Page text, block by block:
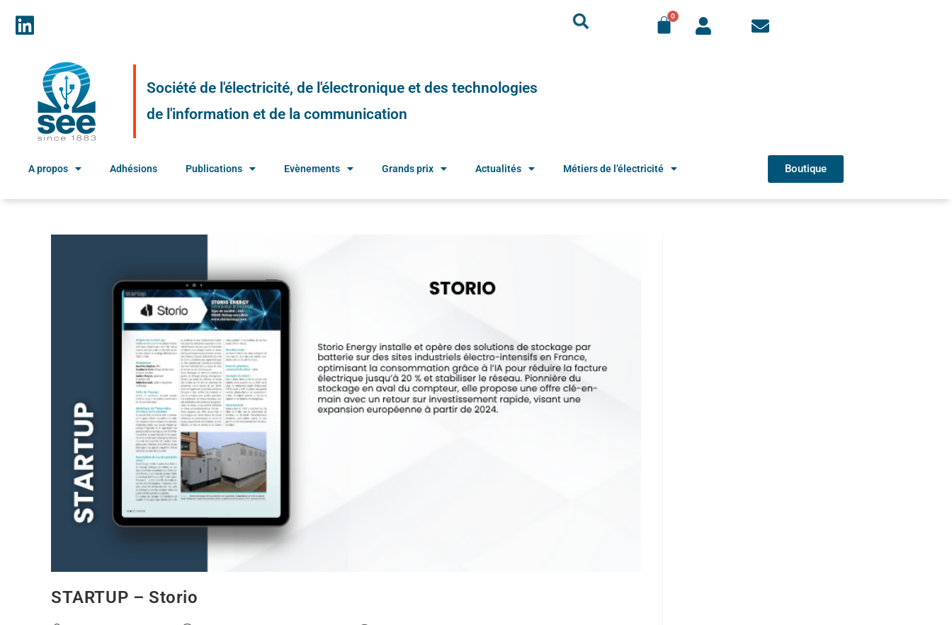
Société de l'électricité, de l'électronique et des technologies
de l'information et de la communication
A propos Adhésions Publications Evènements Grands prix Actualités Métiers de l’électricité Boutique
STARTUP – Storio